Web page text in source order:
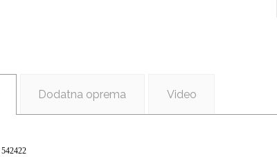
Dodatna oprema Video